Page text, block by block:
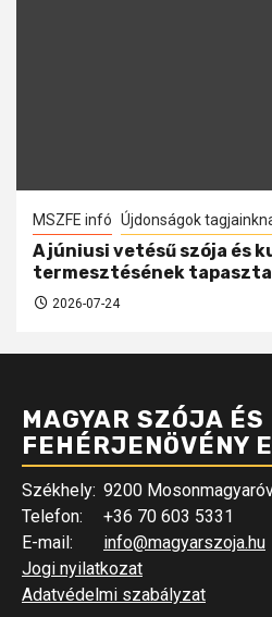
MSZFE infó Újdonságok
A júniusi vetésű szója és
termesztésének
2026-07-24
MAGYAR SZÓJA ÉS
FEHÉRJENÖVÉNY
Székhely: 9200
Telefon:
+36 70 603 5331
E-mail:
info@magyarszoja.hu
Jogi nyilatkozat
Adatvédelmi szabályzat